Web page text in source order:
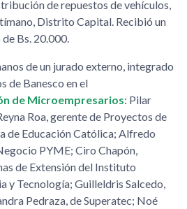
de repuestos de vehículos,
Distrito Capital. Recibió un
Bs. 20.000.
de un jurado externo, integrado
de Banesco en el
de Microempresarios: Pilar
Roa, gerente de Proyectos de
de Educación Católica; Alfredo
PYME; Ciro Chapón,
de Extensión del Instituto
y Tecnología; Guilleldris Salcedo,
Pedraza, de Superatec; Noé